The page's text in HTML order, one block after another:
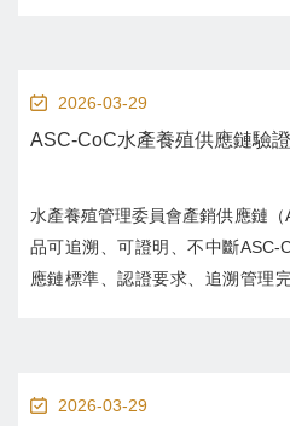
2026-03-29
ASC-CoC水產養殖供應鏈驗證
水產養殖管理委員會產銷供應鏈
品可追溯、可證明、不中斷ASC-
應鏈標準、認證要求、追溯管理
2026-03-29